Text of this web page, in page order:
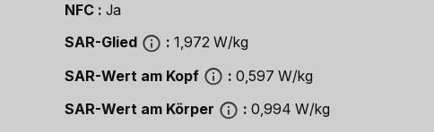
NFC
Ja
SAR-Glied
1,972 W/kg
SAR-Wert am Kopf
0,597 W/kg
SAR-Wert am Körper
0,994 W/kg